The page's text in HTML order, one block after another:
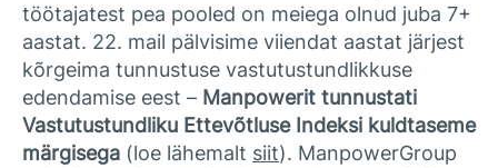
töötajatest pea pooled on meiega olnud juba 7+
aastat. 22. mail pälvisime viiendat aastat järjest
kõrgeima tunnustuse vastutustundlikkuse
edendamise eest – Manpowerit tunnustati
Vastutustundliku Ettevõtluse Indeksi kuldtaseme
märgisega (loe lähemalt siit). ManpowerGroup